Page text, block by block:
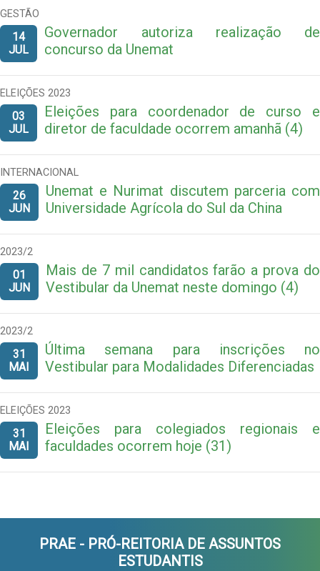
GESTÃO
14
JUL
Governador autoriza realização de
concurso da Unemat
ELEIÇÕES 2023
03
JUL
Eleições para coordenador de curso e
diretor de faculdade ocorrem amanhã (4)
INTERNACIONAL
26
JUN
Unemat e Nurimat discutem parceria com
Universidade Agrícola do Sul da China
2023/2
01
JUN
Mais de 7 mil candidatos farão a prova do
Vestibular da Unemat neste domingo (4)
2023/2
31
MAI
Última semana para inscrições no
Vestibular para Modalidades Diferenciadas
ELEIÇÕES 2023
31
MAI
Eleições para colegiados regionais e
faculdades ocorrem hoje (31)
PRAE - PRÓ-REITORIA DE ASSUNTOS
ESTUDANTIS